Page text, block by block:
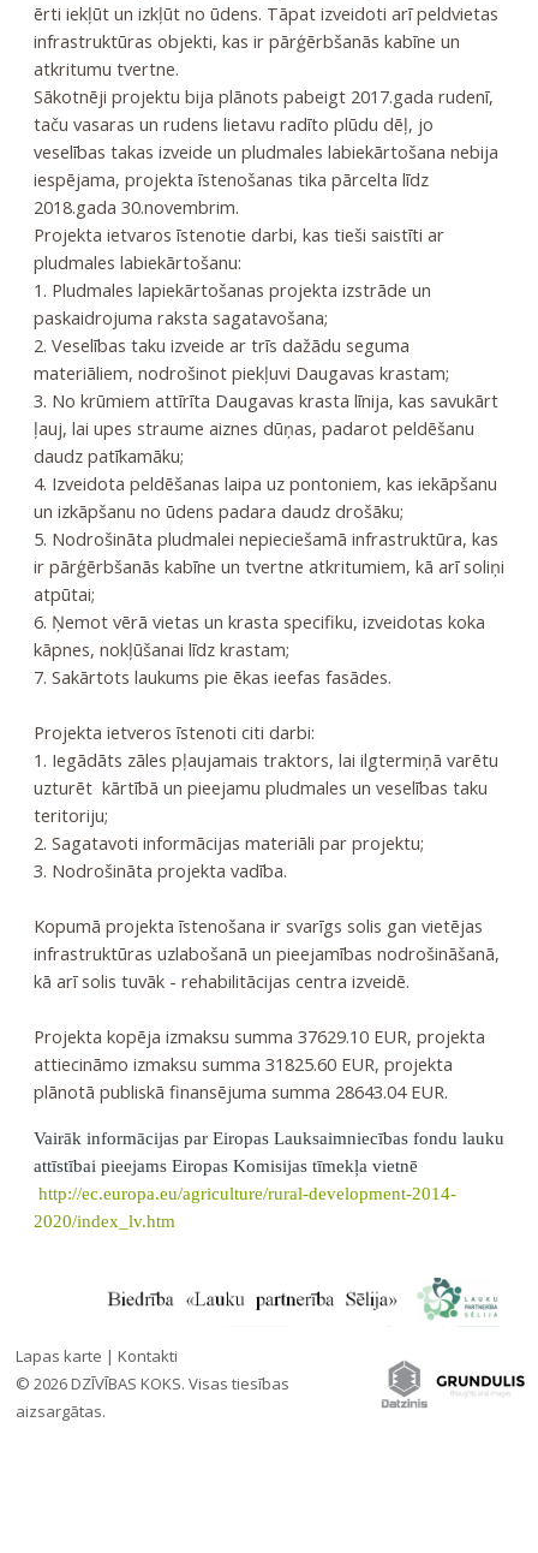
ērti iekļūt un izkļūt no ūdens. Tāpat izveidoti arī peldvietas
infrastruktūras objekti, kas ir pārģērbšanās kabīne un
atkritumu tvertne.
Sākotnēji projektu bija plānots pabeigt 2017.gada rudenī,
taču vasaras un rudens lietavu radīto plūdu dēļ, jo
veselības takas izveide un pludmales labiekārtošana nebija
iespējama, projekta īstenošanas tika pārcelta līdz
2018.gada 30.novembrim.
Projekta ietvaros īstenotie darbi, kas tieši saistīti ar
pludmales labiekārtošanu:
1. Pludmales lapiekārtošanas projekta izstrāde un
paskaidrojuma raksta sagatavošana;
2. Veselības taku izveide ar trīs dažādu seguma
materiāliem, nodrošinot piekļuvi Daugavas krastam;
3. No krūmiem attīrīta Daugavas krasta līnija, kas savukārt
ļauj, lai upes straume aiznes dūņas, padarot peldēšanu
daudz patīkamāku;
4. Izveidota peldēšanas laipa uz pontoniem, kas iekāpšanu
un izkāpšanu no ūdens padara daudz drošāku;
5. Nodrošināta pludmalei nepieciešamā infrastruktūra, kas
ir pārģērbšanās kabīne un tvertne atkritumiem, kā arī soliņi
atpūtai;
6. Ņemot vērā vietas un krasta specifiku, izveidotas koka
kāpnes, nokļūšanai līdz krastam;
7. Sakārtots laukums pie ēkas ieefas fasādes.
Projekta ietveros īstenoti citi darbi:
1. Iegādāts zāles pļaujamais traktors, lai ilgtermiņā varētu
uzturēt kārtībā un pieejamu pludmales un veselības taku
teritoriju;
2. Sagatavoti informācijas materiāli par projektu;
3. Nodrošināta projekta vadība.
Kopumā projekta īstenošana ir svarīgs solis gan vietējas
infrastruktūras uzlabošanā un pieejamības nodrošināšanā,
kā arī solis tuvāk - rehabilitācijas centra izveidē.
Projekta kopēja izmaksu summa 37629.10 EUR, projekta
attiecināmo izmaksu summa 31825.60 EUR, projekta
plānotā publiskā finansējuma summa 28643.04 EUR.
Vairāk informācijas par Eiropas Lauksaimniecības fondu lauku
attīstībai pieejams Eiropas Komisijas tīmekļa vietnē
http://ec.europa.eu/agriculture/rural-development-2014-
2020/index_lv.htm
Lapas karte | Kontakti
© 2026 DZĪVĪBAS KOKS. Visas tiesības
aizsargātas.